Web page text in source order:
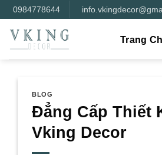
qua
nội
dung
0984778644
Trang
BLOG
Đẳng Cấp Thiết
Vking Decor